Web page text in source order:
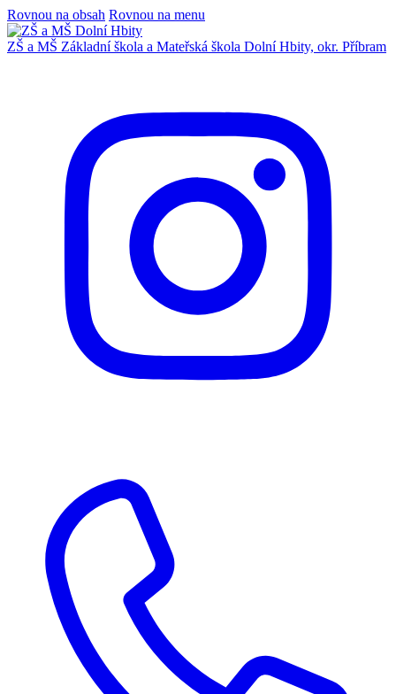
Rovnou na obsah Rovnou na menu
ZŠ a MŠ Základní škola a Mateřská škola Dolní Hbity, okr. Příbram